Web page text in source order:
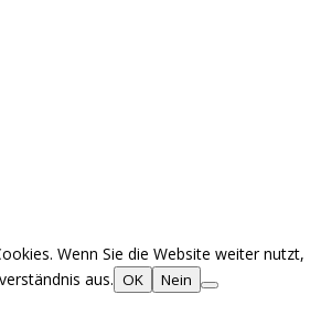
Wenn Sie die Website weiter nutzt,
aus. OK Nein